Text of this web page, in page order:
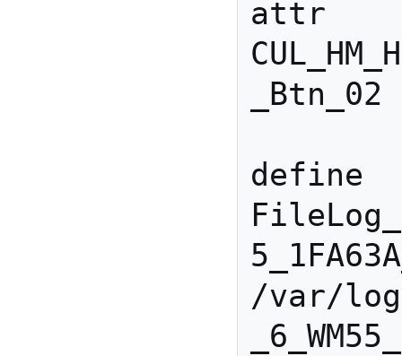
attr
_Btn_02
define
/var/log/